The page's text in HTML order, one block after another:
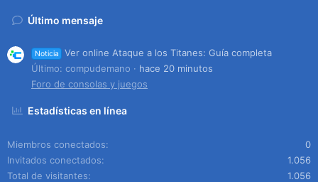
Último mensaje
Noticia
Ver online Ataque a los Titanes: Guía completa
Último: compudemano
hace 20 minutos
Foro de consolas y juegos
Estadísticas en línea
Miembros conectados
0
Invitados conectados
1.056
Total de visitantes
1.056